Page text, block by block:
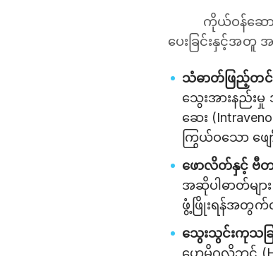
ကိုယ်ဝန်ဆော
ပေးခြင်းနှင့်အတူ
သံဓာတ်ဖြည့်တင်း
သွေးအားနည်း
ဆေး
ကြွယ်ဝသော ဖ
ဖောလိတ်နှင့် ဗီတာ
အဆိုပါဓာတ်မျ
ဖွံ့ဖြိုးရန်အတွ
သွေးသွင်းကုသခြ
ဟေမိုဂလိုဘင်